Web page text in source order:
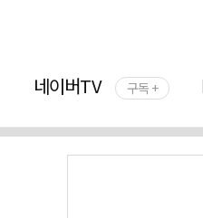
네이버TV 구독 +